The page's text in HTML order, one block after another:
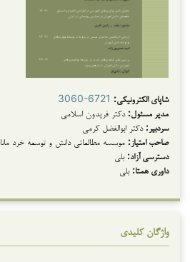
شاپای الکترونیکی: 3060-6721
مدیر مسئول: دکتر فریدون اسلامی
سردبیر: دکتر ابوالفضل کرمی
صاحب امتیاز: موسسه مطالعاتی دانش و توسعه خرد مانا
دسترسی آزاد: بلی
داوری همتا: بلی
واژگان کلیدی